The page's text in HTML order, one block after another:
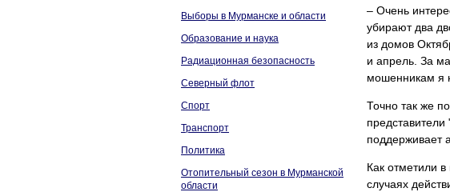
Выборы в Мурманске и области
Образование и наука
Радиационная безопасность
Северный флот
Спорт
Транспорт
Политика
Отопительный сезон в Мурманской
области
– Очень
убирают два
из домов
и апрель. За
мошенникам я
Точно так же
поддерживает
Как отметили
случаях